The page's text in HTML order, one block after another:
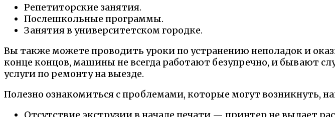
Репетиторские занятия.
Послешкольные программы.
Занятия в университетском городке.
Вы также можете проводить уроки по устранению неполадок и
конце концов, машины не всегда работают безупречно, и бывают
услуги по ремонту на выезде.
Полезно ознакомиться с проблемами, которые могут возникнуть,